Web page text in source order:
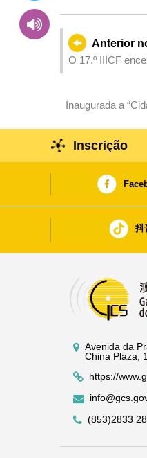
Anterior
O 17.º IIICF
Inaugurada a
Inscrição
抖
Avenida da
China Plaza,
https://
(853)2833